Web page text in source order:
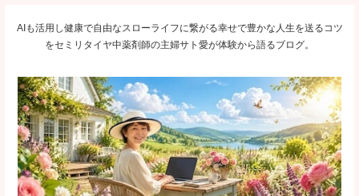
AIも活用し健康で自由なスローライフに繋がる幸せで豊かな人生を送るコツ
をセミリタイヤ中薬剤師の主婦サト愛が体験から語るブログ。